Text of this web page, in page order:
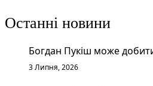
Останні новини
Богдан Пукіш може
3 Липня, 2026